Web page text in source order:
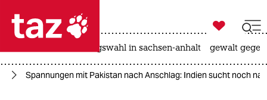
 taz zahl ich
taz zahl ich

taz zahl ich
landtagswahl in sachsen-anhalt gewalt
Spannungen mit Pakistan nach Anschlag: Indien sucht noch